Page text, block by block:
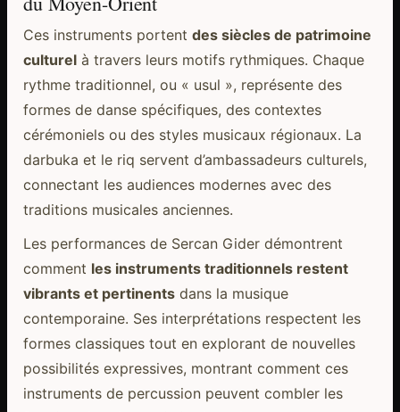
Ces instruments portent des siècles de patrimoine
culturelà travers leurs motifs rythmiques. Chaque
rythme traditionnel, ou « usul », représente des
formes de danse spécifiques, des contextes
cérémoniels ou des styles musicaux régionaux. La
darbuka et le riq servent d’ambassadeurs culturels,
connectant les audiences modernes avec des
traditions musicales anciennes.
Les performances de Sercan Gider démontrent
comment les instruments traditionnels restent
vibrants et pertinentsdans la musique
contemporaine. Ses interprétations respectent les
formes classiques tout en explorant de nouvelles
possibilités expressives, montrant comment ces
instruments de percussion peuvent combler les